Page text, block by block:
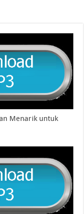
Menarik untuk